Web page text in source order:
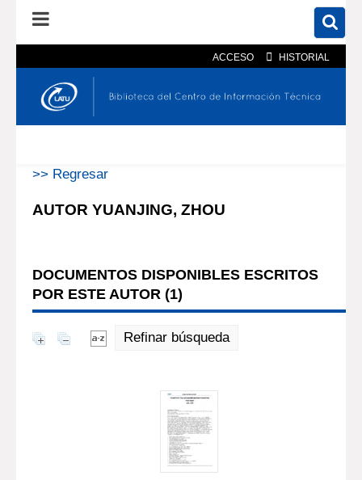
ACCESO HISTORIAL
En el catálogo En el sitio
>> Regresar
AUTOR YUANJING, ZHOU
DOCUMENTOS DISPONIBLES ESCRITOS
POR ESTE AUTOR (1)
Refinar búsqueda